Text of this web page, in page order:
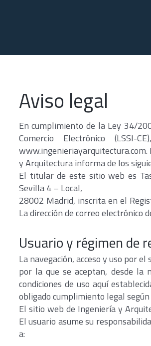
Aviso legal
En cumplimiento de la Ley 34/
Comercio Electrónico
www.ingenieriayarquitectura.com.
y Arquitectura informa de los
El titular de este sitio web es
Sevilla 4 – Local,
28002 Madrid, inscrita en el
La dirección de correo electrónico
Usuario y régimen de
La navegación, acceso y uso por
por la que se aceptan, desde la
condiciones de uso aquí
obligado cumplimiento legal según
El sitio web de Ingeniería y
El usuario asume su
a: